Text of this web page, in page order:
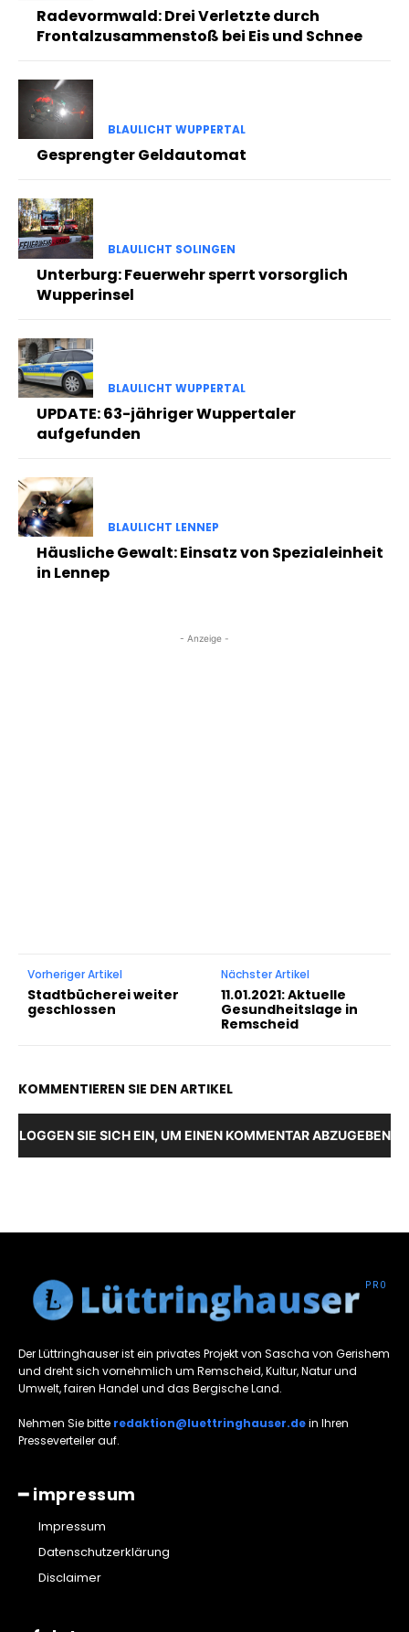
Radevormwald: Drei Verletzte durch
Frontalzusammenstoß bei Eis und Schnee
BLAULICHT WUPPERTAL
Gesprengter Geldautomat
BLAULICHT SOLINGEN
Unterburg: Feuerwehr sperrt vorsorglich
Wupperinsel
BLAULICHT WUPPERTAL
UPDATE: 63-jähriger Wuppertaler
aufgefunden
BLAULICHT LENNEP
Häusliche Gewalt: Einsatz von Spezialeinheit
in Lennep
- Anzeige -
Vorheriger Artikel
Stadtbücherei weiter
geschlossen
Nächster Artikel
11.01.2021: Aktuelle
Gesundheitslage in
Remscheid
KOMMENTIEREN SIE DEN ARTIKEL
LOGGEN SIE SICH EIN, UM EINEN KOMMENTAR ABZUGEBEN
Der Lüttringhauser ist ein privates Projekt von Sascha von Gerishem
und dreht sich vornehmlich um Remscheid, Kultur, Natur und
Umwelt, fairen Handel und das Bergische Land.
Nehmen Sie bitte redaktion@luettringhauser.dein Ihren
Presseverteiler auf.
━ impressum
Impressum
Datenschutzerklärung
Disclaimer